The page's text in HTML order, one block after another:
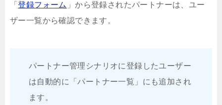
「登録フォーム 」から登録されたパートナーは、ユー
ザー一覧から確認できます。
パートナー管理シナリオに登録したユーザー
は自動的に「パートナー一覧」にも追加され
ます。